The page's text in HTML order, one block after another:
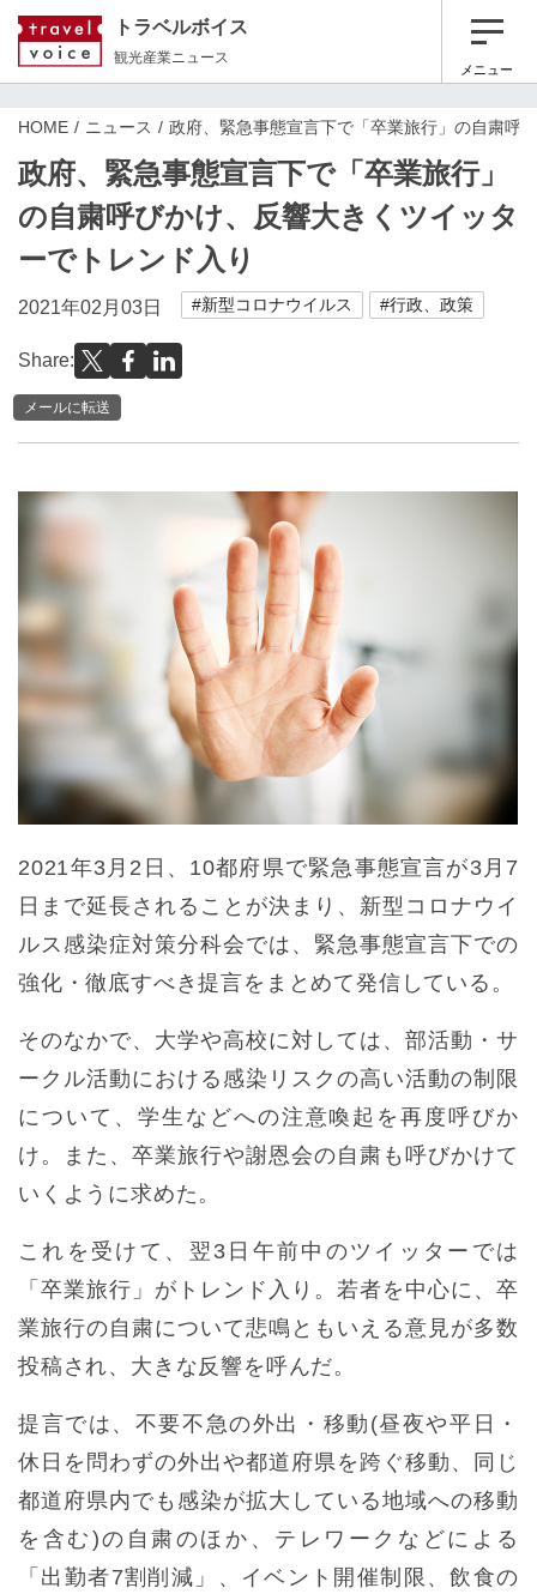
トラベルボイス
観光産業ニュース
メニュー
HOME ニュース 政府、緊急事態宣言下で「卒業旅行」の自粛呼
政府、緊急事態宣言下で「卒業旅行」
の自粛呼びかけ、反響大きくツイッタ
ーでトレンド入り
2021年02月03日 #新型コロナウイルス #行政、政策
Share:
メールに転送
2021年3月2日、10都府県で緊急事態宣言が3月7
日まで延長されることが決まり、新型コロナウイ
ルス感染症対策分科会では、緊急事態宣言下での
強化・徹底すべき提言をまとめて発信している。
そのなかで、大学や高校に対しては、部活動・サ
ークル活動における感染リスクの高い活動の制限
について、学生などへの注意喚起を再度呼びか
け。また、卒業旅行や謝恩会の自粛も呼びかけて
いくように求めた。
これを受けて、翌3日午前中のツイッターでは
「卒業旅行」がトレンド入り。若者を中心に、卒
業旅行の自粛について悲鳴ともいえる意見が多数
投稿され、大きな反響を呼んだ。
提言では、不要不急の外出・移動(昼夜や平日・
休日を問わずの外出や都道府県を跨ぐ移動、同じ
都道府県内でも感染が拡大している地域への移動
を含む)の自粛のほか、テレワークなどによる
「出勤者7割削減」、イベント開催制限、飲食の